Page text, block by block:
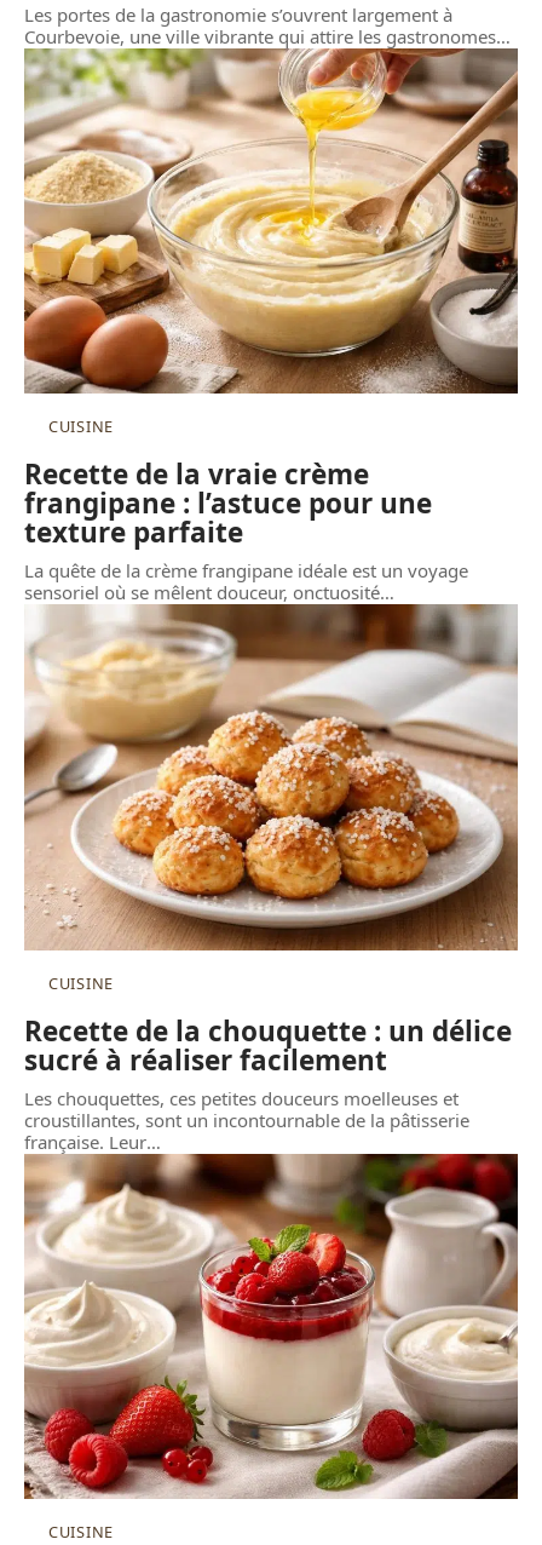
Les portes de la gastronomie s’ouvrent largement à
Courbevoie, une ville vibrante qui attire les gastronomes…
CUISINE
Recette de la vraie crème
frangipane : l’astuce pour une
texture parfaite
La quête de la crème frangipane idéale est un voyage
sensoriel où se mêlent douceur, onctuosité…
CUISINE
Recette de la chouquette : un délice
sucré à réaliser facilement
Les chouquettes, ces petites douceurs moelleuses et
croustillantes, sont un incontournable de la pâtisserie
française. Leur…
CUISINE